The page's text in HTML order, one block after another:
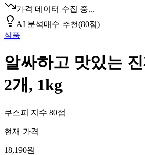
가격 데이터 수집 중...
AI 분석매수 추천(80점)
식품
알싸하고 맛있는
2개, 1kg
쿠스피 지수 80점
현재 가격
18,190원